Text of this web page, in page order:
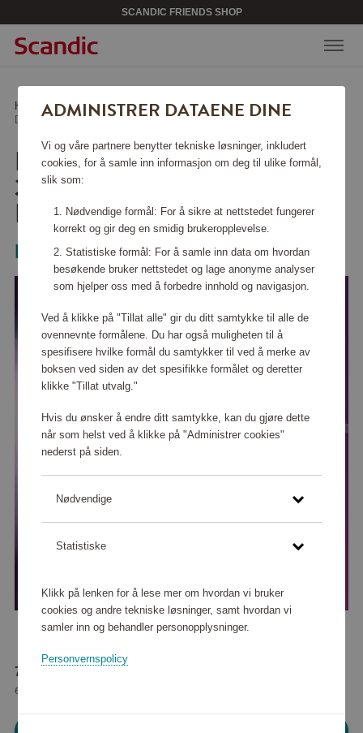
SCANDIC FRIENDS SHOP
Hjem /Hjemelektronikk/Personlig pleie/
Dampstrykejern 3000-serien DST3030/70
DAMPSTRYKEJERN
3000-SERIEN
DST3030/70
Philips
70 400 poeng
eller
ADMINISTRER DATAENE DINE
Vi og våre partnere benytter tekniske løsninger, inkludert
cookies, for å samle inn informasjon om deg til ulike formål,
slik som:
Nødvendige formål: For å sikre at nettstedet fungerer
korrekt og gir deg en smidig brukeropplevelse.
Statistiske formål: For å samle inn data om hvordan
besøkende bruker nettstedet og lage anonyme analyser
som hjelper oss med å forbedre innhold og navigasjon.
Ved å klikke på "Tillat alle" gir du ditt samtykke til alle de
ovennevnte formålene. Du har også muligheten til å
spesifisere hvilke formål du samtykker til ved å merke av
boksen ved siden av det spesifikke formålet og deretter
klikke "Tillat utvalg."
Hvis du ønsker å endre ditt samtykke, kan du gjøre dette
når som helst ved å klikke på "Administrer cookies"
nederst på siden.
Nødvendige
Statistiske
Klikk på lenken for å lese mer om hvordan vi bruker
cookies og andre tekniske løsninger, samt hvordan vi
samler inn og behandler personopplysninger.
Personvernspolicy